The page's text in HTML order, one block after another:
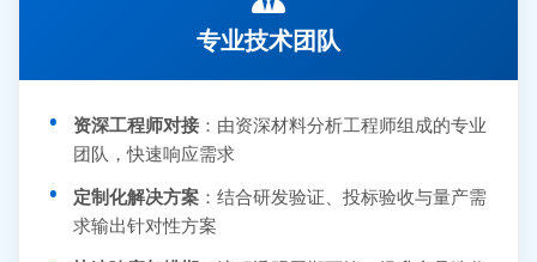
专业技术团队
资深工程师对接 ：由资深材料分析工程师组成的专业
团队，快速响应需求
定制化解决方案 ：结合研发验证、投标验收与量产需
求输出针对性方案